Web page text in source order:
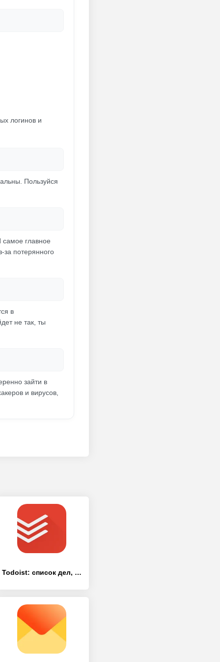
логинов и
Пользуйся
самое главное
потерянного
в
не так, ты
зайти в
и вирусов,
Todoist: список дел, задачи и напоминания